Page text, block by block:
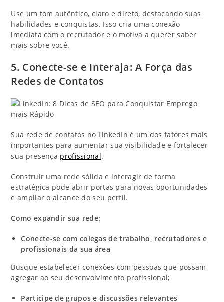
Use um tom autêntico, claro e direto, destacando suas
habilidades e conquistas. Isso cria uma conexão
imediata com o recrutador e o motiva a querer saber
mais sobre você.
5. Conecte-se e Interaja: A Força das
Redes de Contatos
Sua rede de contatos no LinkedIn é um dos fatores mais
importantes para aumentar sua visibilidade e fortalecer
sua presença profissional.
Construir uma rede sólida e interagir de forma
estratégica pode abrir portas para novas oportunidades
e ampliar o alcance do seu perfil.
Como expandir sua rede:
Conecte-se com colegas de trabalho, recrutadores e
profissionais da sua área
Busque estabelecer conexões com pessoas que possam
agregar ao seu desenvolvimento profissional;
Participe de grupos e discussões relevantes